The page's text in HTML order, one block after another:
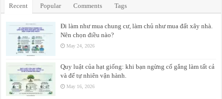
Recent Popular Comments Tags
Đi làm như mua chung cư, làm chủ như mua đất xây nhà.
Nên chọn điều nào?
May 24, 2026
Quy luật của hạt giống: khi bạn ngừng cố gắng làm tất cả
và để tự nhiên vận hành.
May 16, 2026